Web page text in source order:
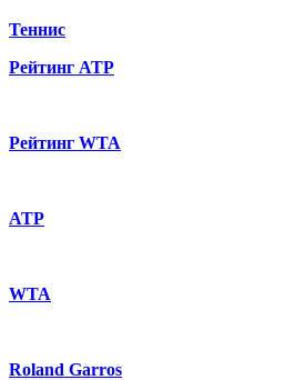
Теннис
Рейтинг ATP
Рейтинг WTA
ATP
WTA
Roland Garros